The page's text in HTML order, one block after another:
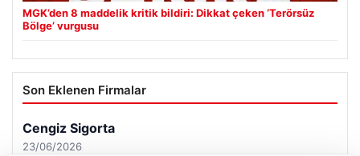
MGK’den 8 maddelik kritik bildiri: Dikkat çeken ‘Terörsüz
Bölge’ vurgusu
Son Eklenen Firmalar